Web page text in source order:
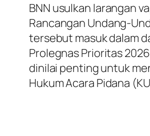
BNN usulkan larangan
Rancangan Undang-
tersebut masuk dalam
Prolegnas Prioritas
dinilai penting untuk
Hukum Acara Pidana